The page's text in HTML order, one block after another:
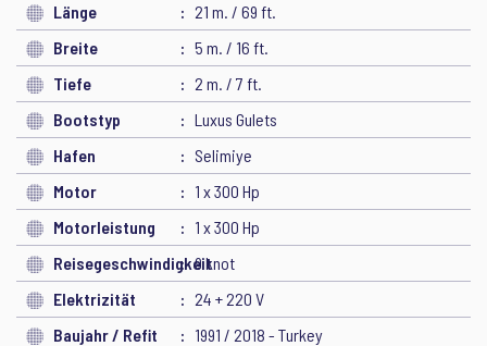
Länge
21 m. / 69 ft.
Breite
5 m. / 16 ft.
Tiefe
2 m. / 7 ft.
Bootstyp
Luxus Gulets
Hafen
Selimiye
Motor
1 x 300 Hp
Motorleistung
1 x 300 Hp
Reisegeschwindigkeit9 knot
Elektrizität
24 + 220 V
Baujahr / Refit
1991 / 2018 - Turkey